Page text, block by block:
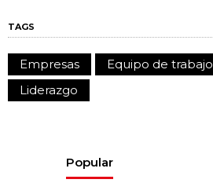
TAGS
Empresas Equipo de trabajo
Liderazgo
Popular